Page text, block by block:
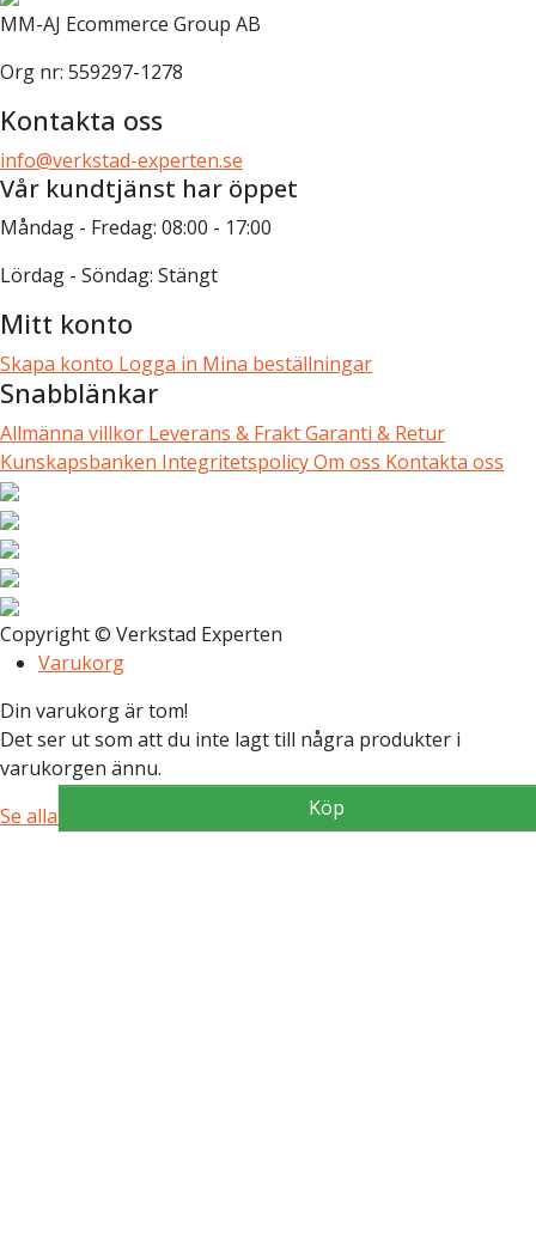
Köp
Köp
Köp
Köp
Köp
Köp
Köp
Köp
Köp
MM-AJ Ecommerce Group AB
Org nr: 559297-1278
Kontakta oss
info@verkstad-experten.se
Vår kundtjänst har öppet
Måndag - Fredag: 08:00 - 17:00
Lördag - Söndag: Stängt
Mitt konto
Skapa konto Logga in Mina beställningar
Snabblänkar
Allmänna villkor Leverans & FraktGaranti & Retur
Kunskapsbanken IntegritetspolicyOm oss Kontakta oss
Copyright © Verkstad Experten
Varukorg
Din varukorg är tom!
Det ser ut som att du inte lagt till några produkter i
varukorgen ännu.
Se alla produkter